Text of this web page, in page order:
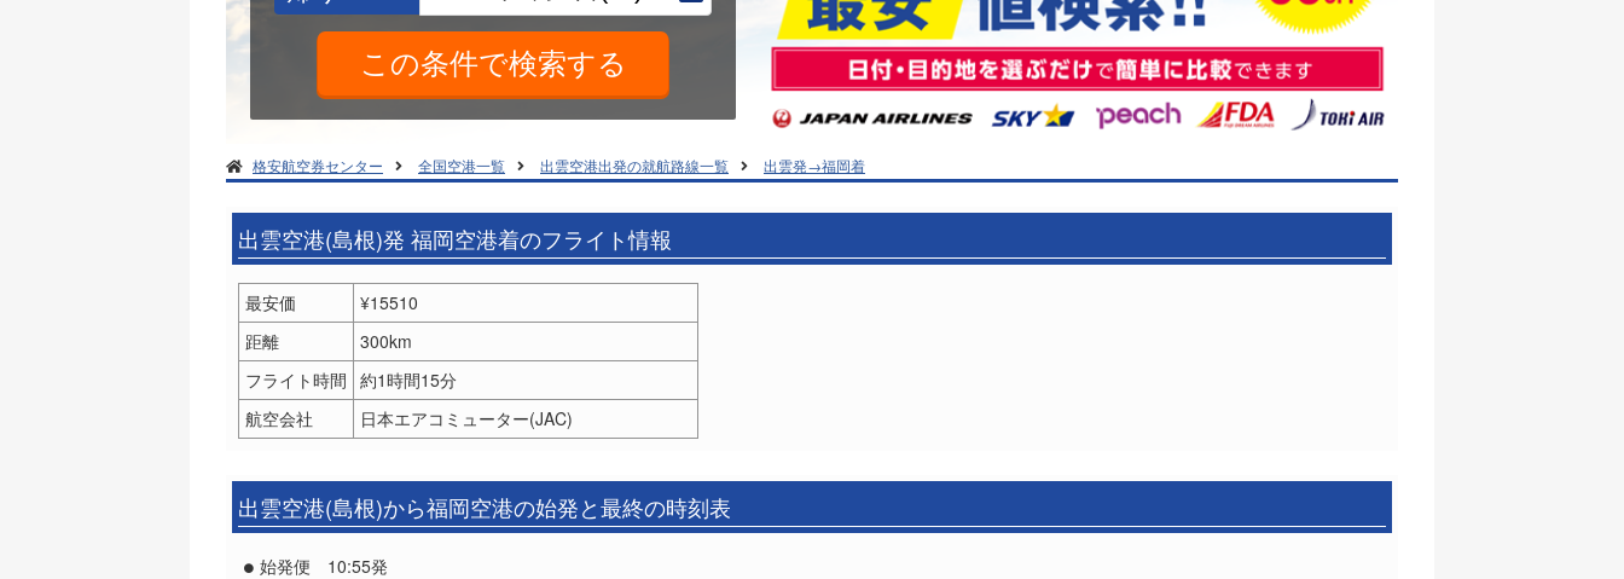
格安航空券センター 全国空港一覧 出雲空港出発の就航路線一覧 出雲発→福岡着
出雲空港(島根)発 福岡空港着のフライト情報
最安価
¥15510
距離
300km
フライト時間 約1時間15分
航空会社
日本エアコミューター(JAC)
出雲空港(島根)から福岡空港の始発と最終の時刻表
始発便 10:55発